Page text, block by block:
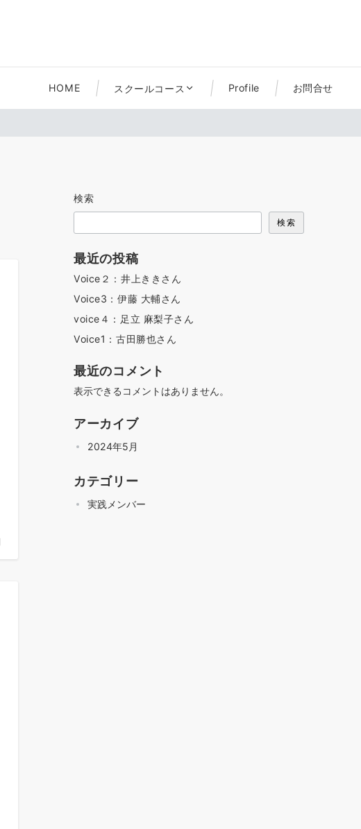
HOME スクールコース Profile お問合せ
検索
検索
最近の投稿
Voice２：井上ききさん
Voice3：伊藤 大輔さん
voice４：足立 麻梨子さん
Voice1：古田勝也さん
最近のコメント
表示できるコメントはありません。
アーカイブ
2024年5月
カテゴリー
実践メンバー